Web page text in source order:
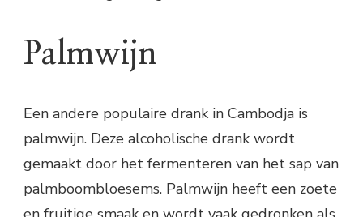
Palmwijn
Een andere populaire drank in Cambodja is
palmwijn. Deze alcoholische drank wordt
gemaakt door het fermenteren van het sap van
palmboombloesems. Palmwijn heeft een zoete